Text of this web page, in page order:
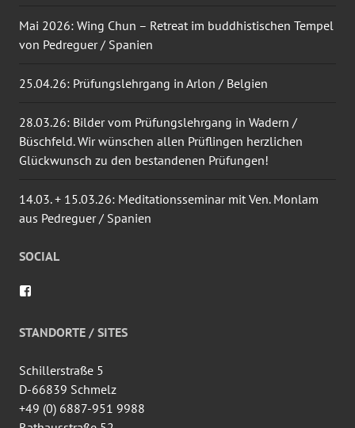
Mai 2026: Wing Chun – Retreat im buddhistischen Tempel
von Pedreguer / Spanien
25.04.26: Prüfungslehrgang in Arlon / Belgien
28.03.26: Bilder vom Prüfungslehrgang in Wadern /
Büschfeld. Wir wünschen allen Prüflingen herzlichen
Glückwunsch zu den bestandenen Prüfungen!
14.03. + 15.03.26: Meditationsseminar mit Ven. Monlam
aus Pedreguer / Spanien
SOCIAL
auf
Facebook
STANDORTE / SITES
Schillerstraße 5
D-66839 Schmelz
+49 (0) 6887-951 9988